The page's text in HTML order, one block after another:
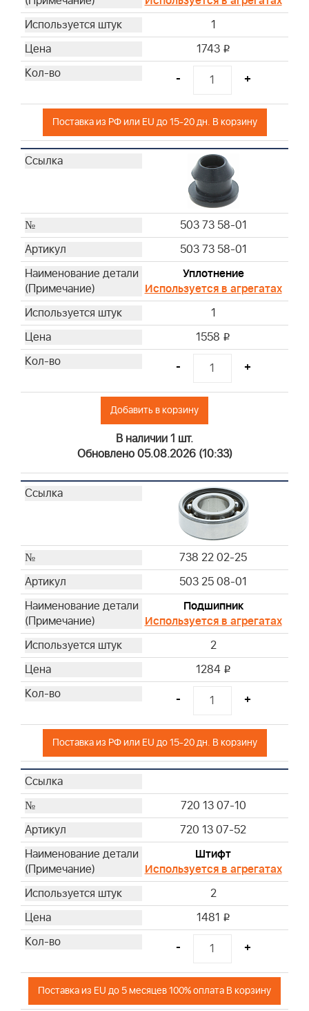
1
1743 i
- +
Поставка из РФ или EU до 15-20 дн. В корзину
503 73 58-01
503 73 58-01
Уплотнение
Используется в агрегатах
1
1558 i
- +
Добавить в корзину
В наличии 1 шт.
Обновлено 05.08.2026 (10:33)
738 22 02-25
503 25 08-01
Подшипник
Используется в агрегатах
2
1284 i
- +
Поставка из РФ или EU до 15-20 дн. В корзину
720 13 07-10
720 13 07-52
Штифт
Используется в агрегатах
2
1481 i
- +
Поставка из EU до 5 месяцев 100% оплата В корзину